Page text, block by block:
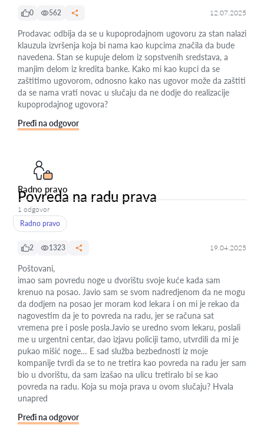
0 562 12.07.2025
Prodavac odbija da se u kupoprodajnom ugovoru za stan nalazi
klauzula izvršenja koja bi nama kao kupcima značila da bude
navedena. Stan se kupuje delom iz sopstvenih sredstava, a
manjim delom iz kredita banke. Kako mi kao kupci da se
zaštitimo ugovorom, odnosno kako nas ugovor može da zaštiti
da se nama vrati novac u slučaju da ne dodje do realizacije
kupoprodajnog ugovora?
Pređi na odgovor
Radno pravo
Povreda na radu prava
1 odgovor
Radno pravo
2 1323 19.04.2025
Poštovani,
imao sam povredu noge u dvorištu svoje kuće kada sam
krenuo na posao. Javio sam se svom nadredjenom da ne mogu
da dodjem na posao jer moram kod lekara i on mi je rekao da
nagovestim da je to povreda na radu, jer se računa sat
vremena pre i posle posla.Javio se uredno svom lekaru, poslali
me u urgentni centar, dao izjavu policiji tamo, utvrdili da mi je
pukao mišić noge… E sad služba bezbednosti iz moje
kompanije tvrdi da se to ne tretira kao povreda na radu jer sam
bio u dvorištu, da sam izašao na ulicu tretiralo bi se kao
povreda na radu. Koja su moja prava u ovom slučaju? Hvala
unapred
Pređi na odgovor